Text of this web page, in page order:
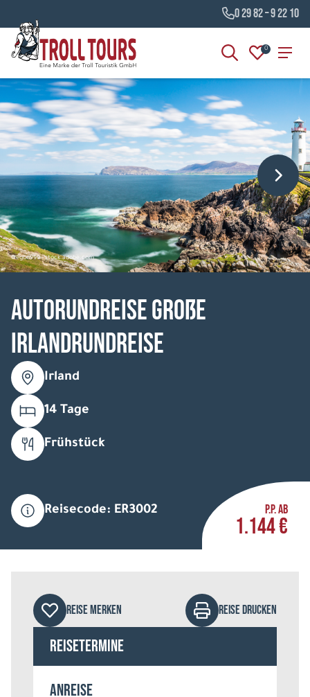
0 29 82 – 9 22 10
0
©egon999 - stock.adobe.com
Autorundreise Große
Irlandrundreise
Irland
14 Tage
Frühstück
Reisecode: ER3002 P.P. AB
1.144 €
REISE MERKEN REISE DRUCKEN
Reisetermine
Anreise